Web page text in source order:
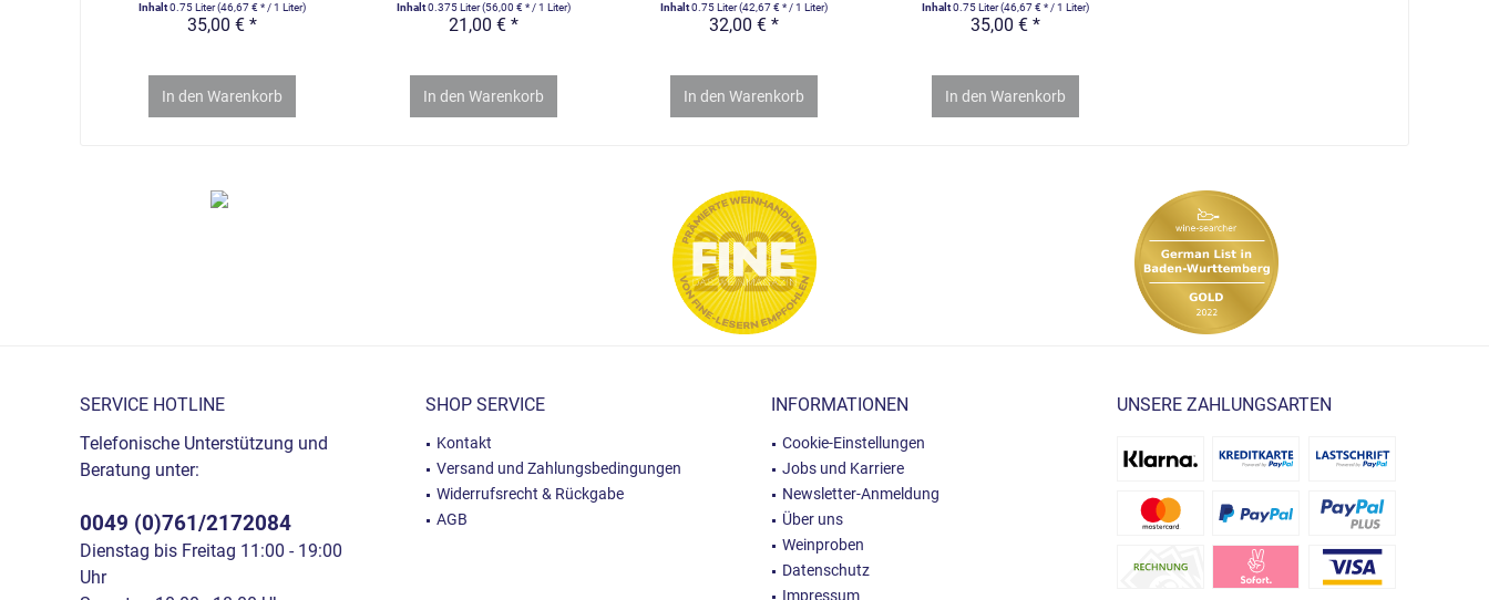
Inhalt0.75 Liter(46,67 € * / 1 Liter)
35,00 € *
In den Warenkorb
Inhalt0.375 Liter(56,00 € * / 1 Liter)
21,00 € *
In den Warenkorb
Inhalt0.75 Liter(42,67 € * / 1 Liter)
32,00 € *
In den Warenkorb
Inhalt0.75 Liter(46,67 € * / 1 Liter)
35,00 € *
In den Warenkorb
SERVICE HOTLINE
Telefonische Unterstützung und
Beratung unter:
0049 (0)761/2172084
Dienstag bis Freitag 11:00 - 19:00
Uhr
SHOP SERVICE
Kontakt
Versand und Zahlungsbedingungen
Widerrufsrecht & Rückgabe
AGB
INFORMATIONEN
Cookie-Einstellungen
Jobs und Karriere
Newsletter-Anmeldung
Über uns
Weinproben
Datenschutz
Impressum
UNSERE ZAHLUNGSARTEN